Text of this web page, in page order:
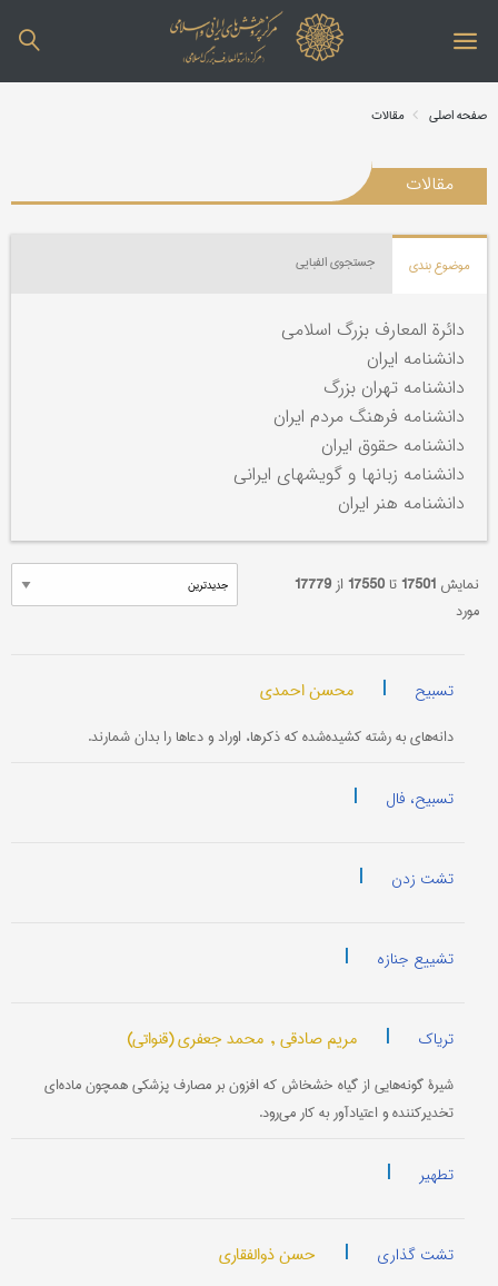
صفحه اصلی مقالات
مقالات
موضوع بندی جستجوی الفبایی
دائرة المعارف بزرگ اسلامی
دانشنامه ایران
دانشنامه تهران بزرگ
دانشنامه فرهنگ مردم ایران
دانشنامه حقوق ایران
دانشنامه زبانها و گویشهای ایرانی
دانشنامه هنر ایران
نمایش 17501تا17550 از17779
مورد
تسبیح | محسن احمدی
دانه‌های به رشته کشیده‌شده که ذکرها، اوراد و دعاها را بدان شمارند.
تسبیح، فال |
تشت زدن |
تشییع جنازه |
تریاک | مریم صادقی , محمد جعفری (قنواتی)
شیرۀ گونه‌هایی از گیاه خشخاش که افزون بر مصارف پزشکی همچون ماده‌ای
تخدیرکننده و اعتیادآور به کار می‌رود.
تطهیر |
تشت گذاری | حسن ذوالفقاری